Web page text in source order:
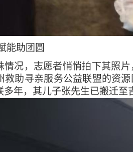
能助团圆
情况，志愿者悄悄拍下其照
救助寻亲服务公益联盟的资
年，其儿子张先生已搬迁至